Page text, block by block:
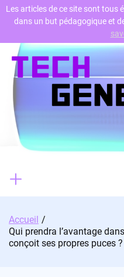
Skip
content
Accueil
Qui prendra l’avantage
conçoit ses propres puces ?
Les articles de ce site sont tous
dans un but pédagogique et